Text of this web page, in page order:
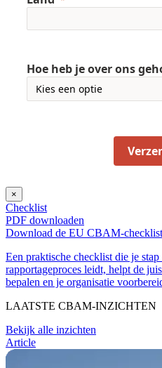
Hoe heb je over ons
×
Checklist
PDF downloaden
Download de EU CBAM-
Een praktische checklist die je
rapportageproces leidt, helpt de
bepalen en je organisatie
LAATSTE CBAM-INZICHTEN
Bekijk alle inzichten
Article